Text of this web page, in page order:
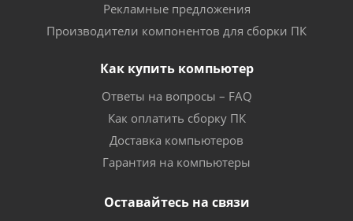
Рекламные предложения
Производители компонентов для сборки ПК
Как купить компьютер
Ответы на вопросы – FAQ
Как оплатить сборку ПК
Доставка компьютеров
Гарантия на компьютеры
Оставайтесь на связи